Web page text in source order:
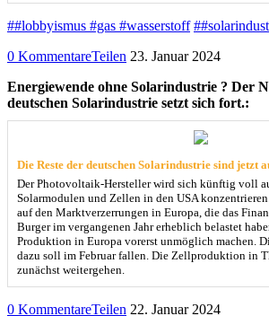
##lobbyismus #gas #wasserstoff
0 KommentareTeilen 23. Januar 2024
Energiewende ohne Solarindustrie ? Der
deutschen Solarindustrie setzt sich fort.:
Die Reste der deutschen Solarindustrie sind jetzt
Der Photovoltaik-Hersteller wird sich künftig voll
Solarmodulen und Zellen in den USA
auf den Marktverzerrungen in Europa, die das
Burger im vergangenen Jahr erheblich belastet
Produktion in Europa vorerst unmöglich machen.
dazu soll im Februar fallen. Die Zellproduktion in
zunächst weitergehen.
0 KommentareTeilen 22. Januar 2024